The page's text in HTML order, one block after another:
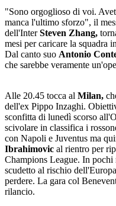
"Sono orgoglioso di voi.
manca l'ultimo sforzo", il
dell'InterSteven Zhang,
mesi per caricare la squadra
Dal canto suo Antonio
che sarebbe veramente
Alle 20.45 tocca al Milan,
dell'ex Pippo Inzaghi.
sconfitta di lunedì scorso
scivolare in classifica i
con Napoli e Juventus ma
Ibrahimovic al rientro per
Champions League. In
scudetto al rischio
perdere. La gara col
rilancio.